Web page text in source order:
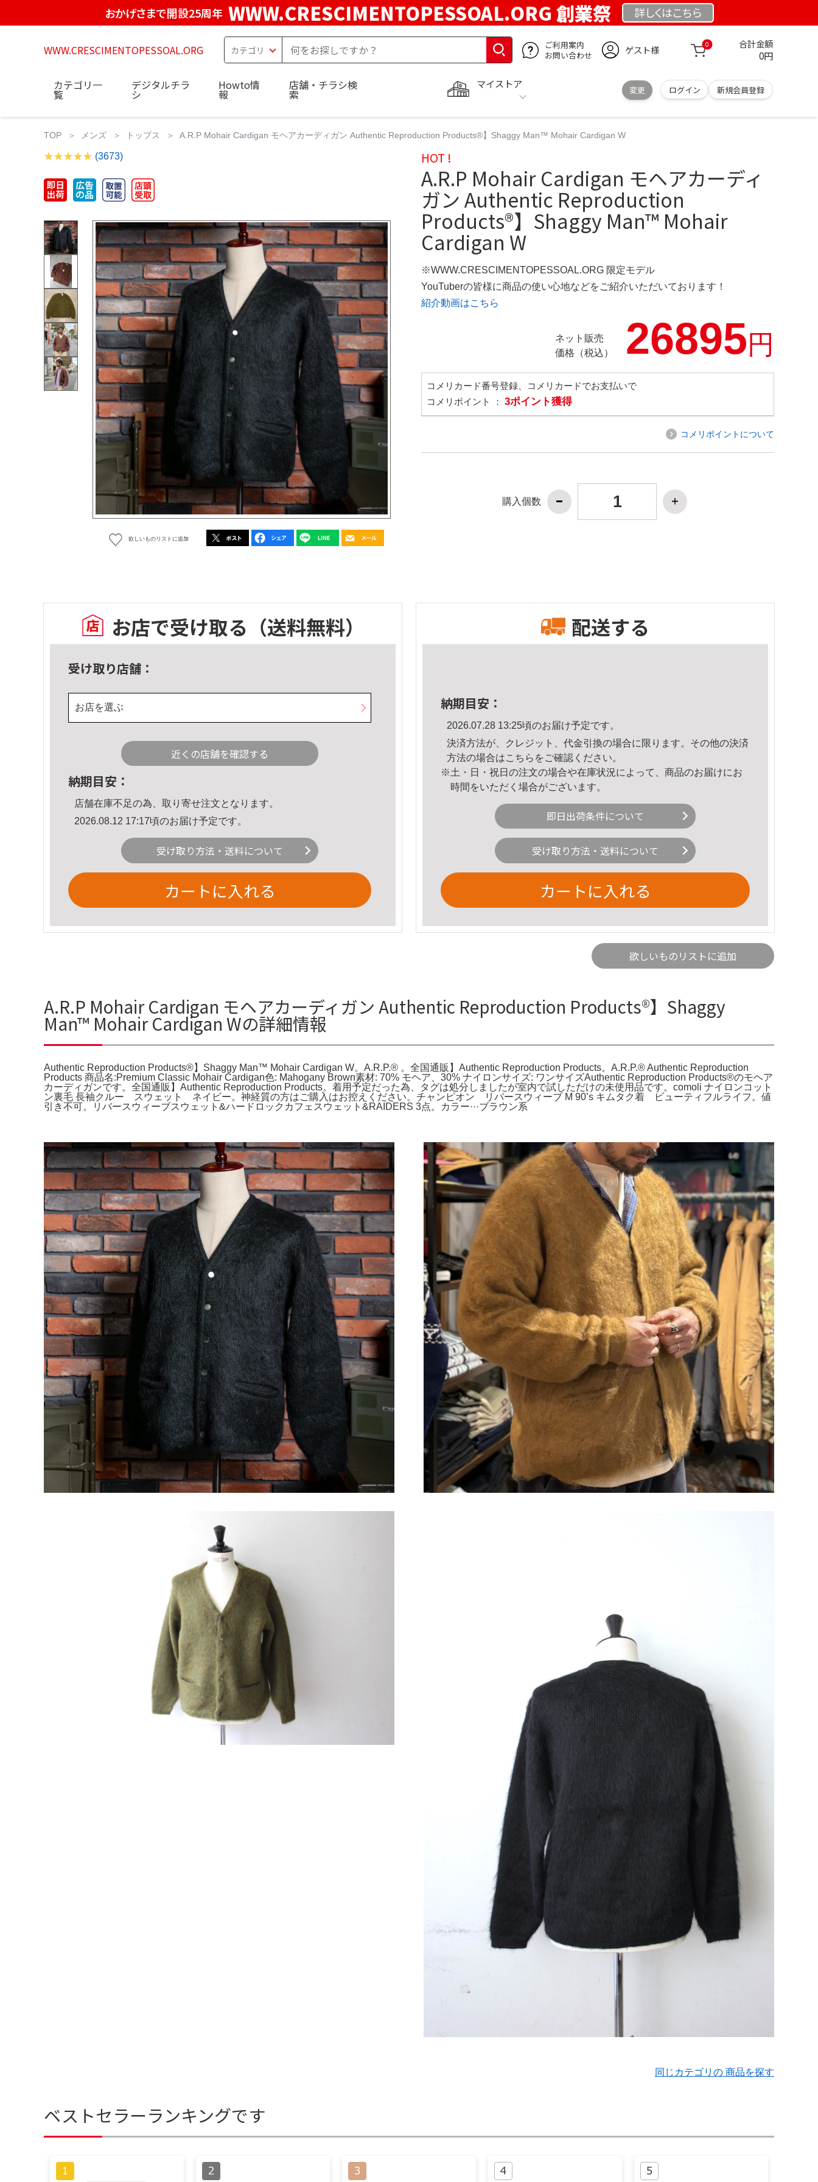
おかげさまで開設25周年 WWW.CRESCIMENTOPESSOAL.ORG 創業祭 詳しくはこちら
WWW.CRESCIMENTOPESSOAL.ORG
ご利用案内
お問い合わせ
ゲスト様 0 合計金額
0円
マイストア
変更 ログイン 新規会員登録
カテゴリ一
覧
デジタルチラ
シ
Howto情
報
店舗・チラシ検
索
TOP メンズ トップス A.R.P Mohair Cardigan モヘアカーディガン Authentic Reproduction Products®】Shaggy Man™ Mohair Cardigan W
(3673)
欲しいものリストに追加
HOT !
A.R.P Mohair Cardigan モヘアカーディ
ガン Authentic Reproduction
Products®】Shaggy Man™ Mohair
Cardigan W
※WWW.CRESCIMENTOPESSOAL.ORG 限定モデル
YouTuberの皆様に商品の使い心地などをご紹介いただいております！
紹介動画はこちら
ネット販売
価格（税込）
26895円
コメリカード番号登録、コメリカードでお支払いで
コメリポイント ： 3ポイント獲得
コメリポイントについて
購入個数
お店で受け取る （送料無料）
受け取り店舗：
お店を選ぶ
近くの店舗を確認する
納期目安：
店舗在庫不足の為、取り寄せ注文となります。
2026.08.12 17:17頃のお届け予定です。
受け取り方法・送料について
カートに入れる
配送する
納期目安：
2026.07.28 13:25頃のお届け予定です。
決済方法が、クレジット、代金引換の場合に限ります。その他の決済
方法の場合はこちら をご確認ください。
※土・日・祝日の注文の場合や在庫状況によって、商品のお届けにお
時間をいただく場合がございます。
即日出荷条件について
受け取り方法・送料について
カートに入れる
欲しいものリストに追加
A.R.P Mohair Cardigan モヘアカーディガン Authentic Reproduction Products®】Shaggy
Man™ Mohair Cardigan Wの詳細情報
Authentic Reproduction Products®】Shaggy Man™ Mohair Cardigan W。A.R.P.®︎ 。全国通販】Authentic Reproduction Products。A.R.P.®︎ Authentic Reproduction
Products 商品名:Premium Classic Mohair Cardigan色: Mahogany Brown素材: 70% モヘア、30% ナイロンサイズ: ワンサイズAuthentic Reproduction Products®のモヘア
カーディガンです。全国通販】Authentic Reproduction Products。着用予定だった為、タグは処分しましたが室内で試しただけの未使用品です。comoli ナイロンコット
ン裏毛 長袖クルー スウェット ネイビー。神経質の方はご購入はお控えください。チャンピオン リバースウィーブ M 90’s キムタク着 ビューティフルライフ。値
引き不可。リバースウィーブスウェット&ハードロックカフェスウェット&RAIDERS 3点。カラー···ブラウン系
同じカテゴリの 商品を探す
ベストセラーランキングです